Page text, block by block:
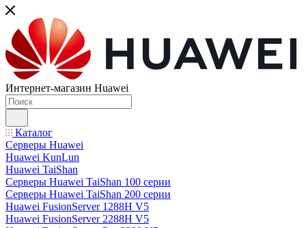
Интернет-магазин Huawei
Каталог
Серверы Huawei
Huawei KunLun
Huawei TaiShan
Серверы Huawei TaiShan 100 серии
Серверы Huawei TaiShan 200 серии
Huawei FusionServer 1288H V5
Huawei FusionServer 2288H V5